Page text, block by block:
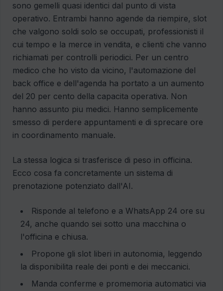
sono gemelli quasi identici dal punto di vista
operativo. Entrambi hanno agende da riempire, slot
che valgono soldi solo se occupati, professionisti il
cui tempo e la merce in vendita, e clienti che vanno
richiamati per controlli periodici. Per un centro
medico che ho visto da vicino, l'automazione del
back office e dell'agenda ha portato a un aumento
del 20 per cento della capacita operativa. Non
hanno assunto piu medici. Hanno semplicemente
smesso di perdere appuntamenti e di sprecare ore
in coordinamento manuale.
La stessa logica si trasferisce di peso in officina.
Ecco cosa fa concretamente un sistema di
prenotazione potenziato dall'AI.
Risponde al telefono e a WhatsApp 24 ore su
24, anche quando sei sotto una macchina o
l'officina e chiusa.
Propone gli slot liberi in autonomia, leggendo
la disponibilita reale dei ponti e dei meccanici.
Manda conferme e promemoria automatici via